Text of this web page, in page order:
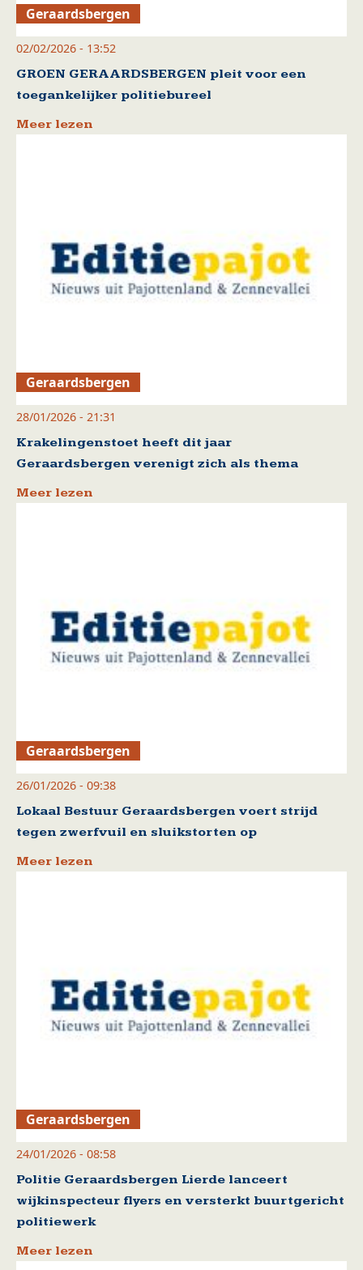
Geraardsbergen
02/02/2026 - 13:52
GROEN GERAARDSBERGEN pleit voor een
toegankelijker politiebureel
Meer lezen
Geraardsbergen
28/01/2026 - 21:31
Krakelingenstoet heeft dit jaar
Geraardsbergen verenigt zich als thema
Meer lezen
Geraardsbergen
26/01/2026 - 09:38
Lokaal Bestuur Geraardsbergen voert strijd
tegen zwerfvuil en sluikstorten op
Meer lezen
Geraardsbergen
24/01/2026 - 08:58
Politie Geraardsbergen Lierde lanceert
wijkinspecteur flyers en versterkt buurtgericht
politiewerk
Meer lezen